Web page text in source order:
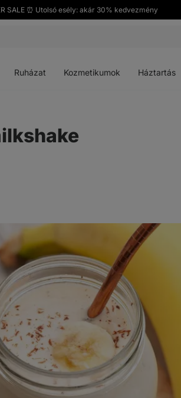
SALE ⏰ Utolsó esély: akár 30% kedvezmény
Ruházat Kozmetikumok Háztartás